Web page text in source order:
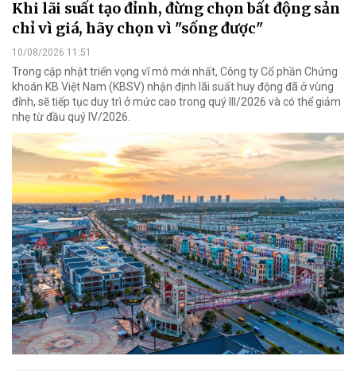
Khi lãi suất tạo đỉnh, đừng chọn bất động sản
chỉ vì giá, hãy chọn vì "sống được"
10/08/2026 11:51
Trong cập nhật triển vọng vĩ mô mới nhất, Công ty Cổ phần Chứng
khoán KB Việt Nam (KBSV) nhận định lãi suất huy động đã ở vùng
đỉnh, sẽ tiếp tục duy trì ở mức cao trong quý III/2026 và có thể giảm
nhẹ từ đầu quý IV/2026.